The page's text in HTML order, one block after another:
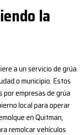
la
a un servicio de grúa
o municipio. Estos
empresas de grúa
local para operar
en Quitman,
remolcar vehículos